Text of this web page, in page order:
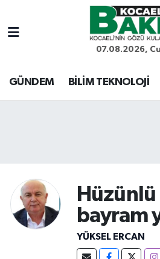
07.08.2026,
GÜNDEM BİLİM TEKNOLOJİ
bayram
YÜKSEL ERCAN
Kocaeli Nöbetçi Eczaneler
Kocaeli Hava Durumu
Son Dakika Haberleri
Haber Arşivi